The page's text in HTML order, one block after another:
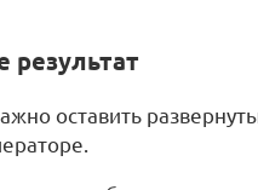
результат
оставить